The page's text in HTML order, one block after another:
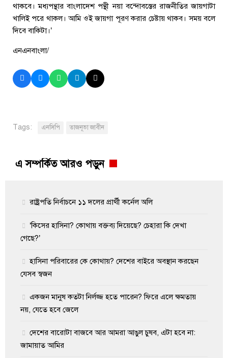
থাকবে। মধ্যপন্থার বাংলাদেশ পন্থী নয়া বন্দোবস্তের রাজনীতির জায়গাটা
খালিই পরে থাকল। আমি ওই জায়গা পূরণ করার চেষ্টায় থাকব। সময় বলে
দিবে বাকিটা।’
এনএনবাংলা/
Tags: এনসিপি তাজনূভা জাবীন
এ সম্পর্কিত আরও পড়ুন
রাষ্ট্রপতি নির্বাচনে ১১ দলের প্রার্থী কর্নেল অলি
‘কিসের হাসিনা? কোথায় বক্তব্য দিয়েছে? চেহারা কি দেখা
গেছে?’
হাসিনা পরিবারের কে কোথায়? দেশের বাইরে অবস্থান করছেন
যেসব স্বজন
একজন মানুষ কতটা নির্লজ্জ হতে পারেন? ফিরে এলে ক্ষমতায়
নয়, যেতে হবে জেলে
দেশের বারোটা বাজবে আর আমরা আঙুল চুষব, এটা হবে না:
জামায়াত আমির